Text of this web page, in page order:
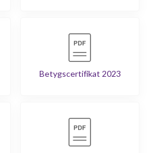
Betygscertifikat 2023